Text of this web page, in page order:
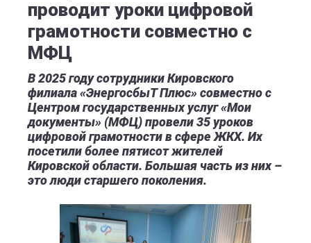
проводит уроки цифровой
грамотности совместно с
МФЦ
В 2025 году сотрудники Кировского
филиала «ЭнергосбыТ Плюс» совместно с
Центром государственных услуг «Мои
документы» (МФЦ) провели 35 уроков
цифровой грамотности в сфере ЖКХ. Их
посетили более пятисот жителей
Кировской области. Большая часть из них –
это люди старшего поколения.